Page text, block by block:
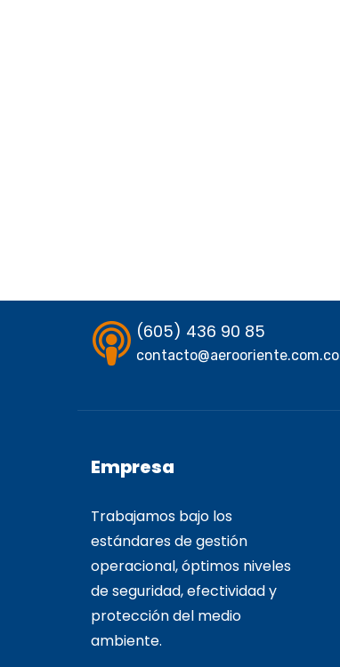
(605) 436 90 85
contacto@aerooriente.com.co
Empresa
Trabajamos bajo los
estándares de gestión
operacional, óptimos niveles
de seguridad, efectividad y
protección del medio
ambiente.